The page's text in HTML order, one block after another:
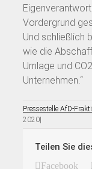
Vordergrund
Und schließlich
wie die
Umlage und
Unternehmen.“
Pressestelle AfD-
2020|
Teilen Sie
Facebook